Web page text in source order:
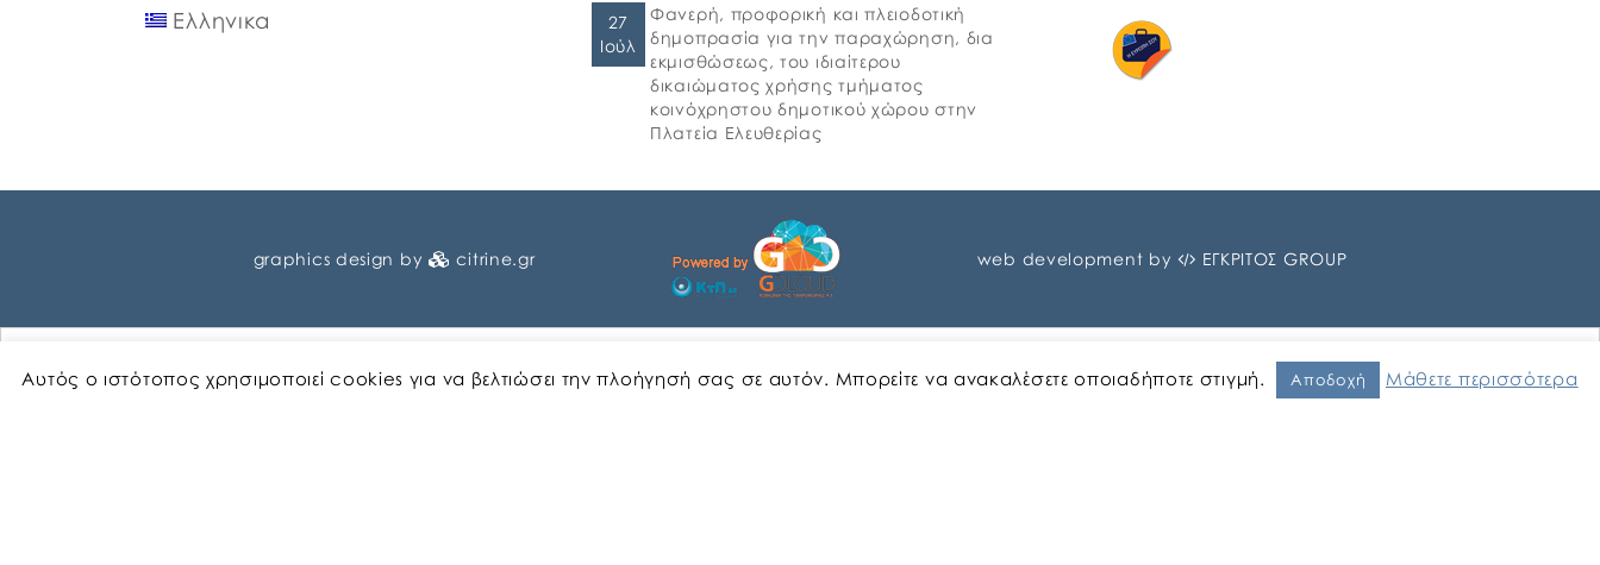
Ελληνικα
27
Ιούλ
Φανερή, προφορική και πλειοδοτική
δημοπρασία για την παραχώρηση, δια
εκμισθώσεως, του ιδιαίτερου
δικαιώματος χρήσης τμήματος
κοινόχρηστου δημοτικού χώρου στην
Πλατεία Ελευθερίας
graphics design by citrine.gr web development by ΕΓΚΡΙΤΟΣ GROUP
Αυτός ο ιστότοπος χρησιμοποιεί cookies για να βελτιώσει την πλοήγησή σας σε αυτόν. Μπορείτε να ανακαλέσετε οποιαδήποτε στιγμή. Αποδοχή Μάθετε περισσότερα